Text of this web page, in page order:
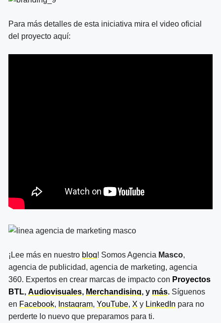
Para más detalles de esta iniciativa mira el video oficial
del proyecto aquí:
¡Lee más en nuestro blog! Somos Agencia Masco,
agencia de publicidad, agencia de marketing, agencia
360. Expertos en crear marcas de impacto con Proyectos
BTL, Audiovisuales, Merchandising, y más. Síguenos
en Facebook, Instagram, YouTube, X y LinkedIn para no
perderte lo nuevo que preparamos para ti.